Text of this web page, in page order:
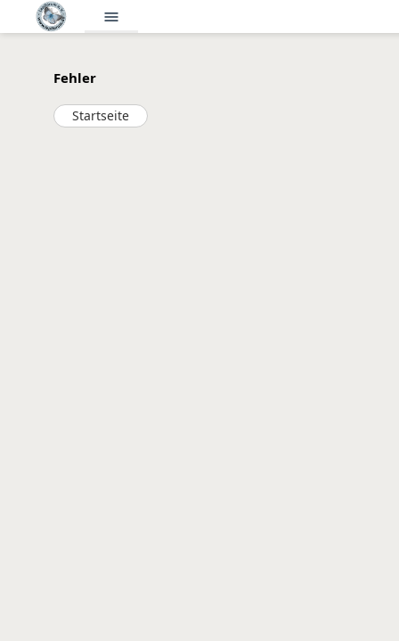
menu
Fehler
Startseite